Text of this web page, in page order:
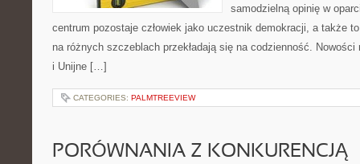
samodzielną opinię w
centrum pozostaje człowiek jako uczestnik demokracji, a także
na różnych szczeblach przekładają się na codzienność.
i Unijne […]
CATEGORIES: PALMTREEVIEW
PORÓWNANIA Z KONKURENCJĄ